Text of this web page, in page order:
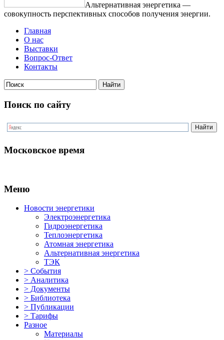
Альтернативная энергетика —
совокупность перспективных способов получения энергии.
Главная
О нас
Выставки
Вопрос-Ответ
Контакты
Поиск по сайту
Московское время
Меню
Новости энергетики
Электроэнергетика
Гидроэнергетика
Теплоэнергетика
Атомная энергетика
Альтернативная энергетика
ТЭК
> События
> Аналитика
> Документы
> Библиотека
> Публикации
> Тарифы
Разное
Материалы